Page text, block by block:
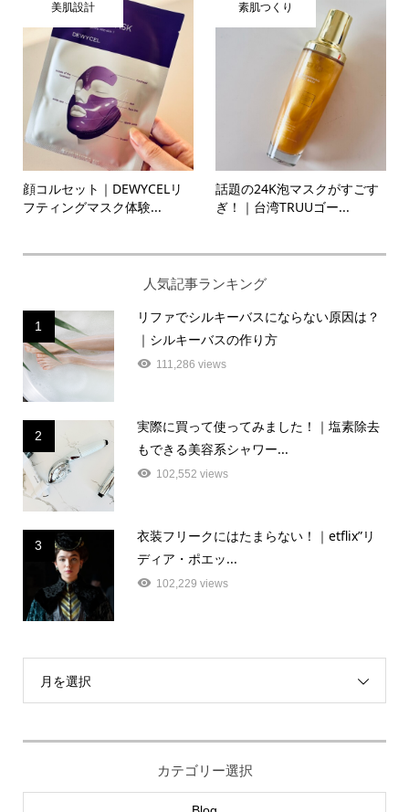
美肌設計
顔コルセット｜DEWYCELリ
フティングマスク体験...
素肌つくり
話題の24K泡マスクがすごす
ぎ！｜台湾TRUUゴー...
人気記事ランキング
1
リファでシルキーバスにならない原因は？
｜シルキーバスの作り方
111,286 views
2
実際に買って使ってみました！｜塩素除去
もできる美容系シャワー...
102,552 views
3
衣装フリークにはたまらない！｜etflix”リ
ディア・ポエッ...
102,229 views
月を選択
カテゴリー選択